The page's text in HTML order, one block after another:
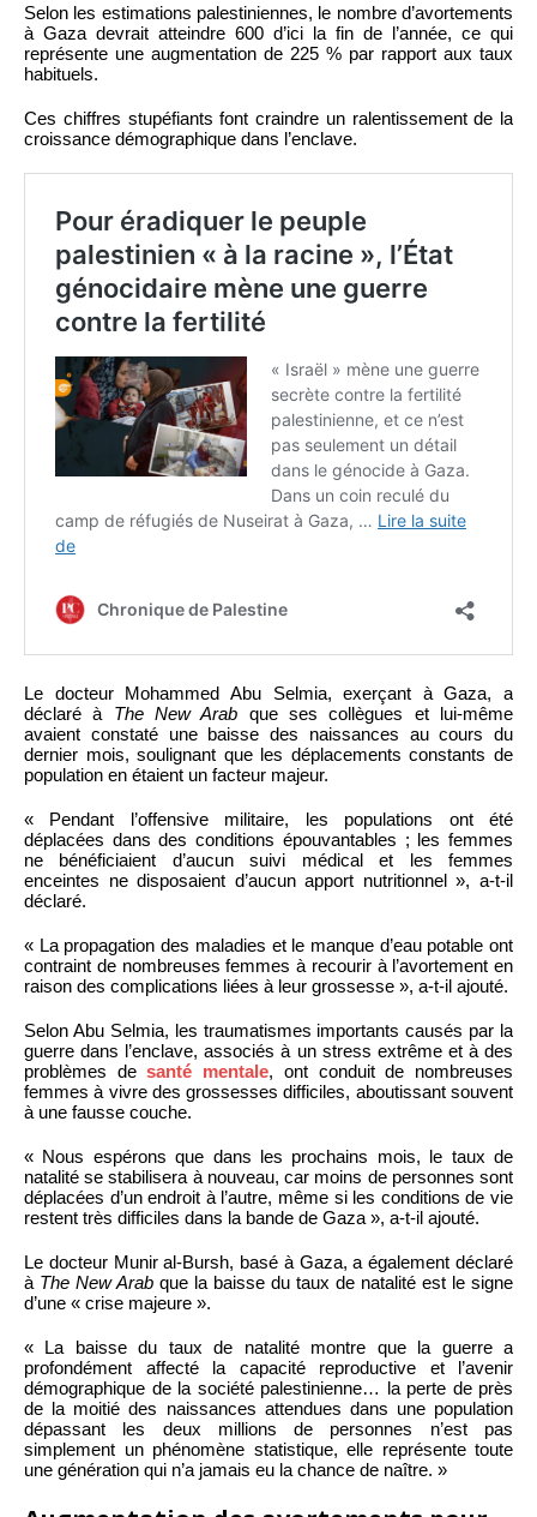
Selon les estimations palestiniennes, le nombre d’avortements
à Gaza devrait atteindre 600 d’ici la fin de l’année, ce qui
représente une augmentation de 225 % par rapport aux taux
habituels.
Ces chiffres stupéfiants font craindre un ralentissement de la
croissance démographique dans l’enclave.
Le docteur Mohammed Abu Selmia, exerçant à Gaza, a
déclaré à The New Arab que ses collègues et lui-même
avaient constaté une baisse des naissances au cours du
dernier mois, soulignant que les déplacements constants de
population en étaient un facteur majeur.
« Pendant l’offensive militaire, les populations ont été
déplacées dans des conditions épouvantables ; les femmes
ne bénéficiaient d’aucun suivi médical et les femmes
enceintes ne disposaient d’aucun apport nutritionnel », a-t-il
déclaré.
« La propagation des maladies et le manque d’eau potable ont
contraint de nombreuses femmes à recourir à l’avortement en
raison des complications liées à leur grossesse », a-t-il ajouté.
Selon Abu Selmia, les traumatismes importants causés par la
guerre dans l’enclave, associés à un stress extrême et à des
problèmes desanté mentale, ont conduit de nombreuses
femmes à vivre des grossesses difficiles, aboutissant souvent
à une fausse couche.
« Nous espérons que dans les prochains mois, le taux de
natalité se stabilisera à nouveau, car moins de personnes sont
déplacées d’un endroit à l’autre, même si les conditions de vie
restent très difficiles dans la bande de Gaza », a-t-il ajouté.
Le docteur Munir al-Bursh, basé à Gaza, a également déclaré
à The New Arab que la baisse du taux de natalité est le signe
d’une « crise majeure ».
« La baisse du taux de natalité montre que la guerre a
profondément affecté la capacité reproductive et l’avenir
démographique de la société palestinienne… la perte de près
de la moitié des naissances attendues dans une population
dépassant les deux millions de personnes n’est pas
simplement un phénomène statistique, elle représente toute
une génération qui n’a jamais eu la chance de naître. »